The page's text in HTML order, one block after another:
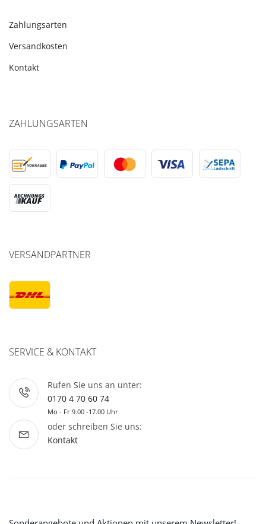
Zahlungsarten
Versandkosten
Kontakt
ZAHLUNGSARTEN
VERSANDPARTNER
SERVICE & KONTAKT
Rufen Sie uns an unter:
0170 4 70 60 74
Mo - Fr 9.00 -17.00 Uhr
oder schreiben Sie uns:
Kontakt